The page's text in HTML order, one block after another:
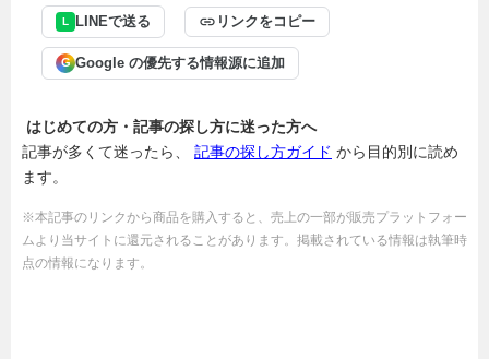
L LINEで送る リンクをコピー
G Google の優先する情報源に追加
はじめての方・記事の探し方に迷った方へ
記事が多くて迷ったら、 記事の探し方ガイド から目的別に読め
ます。
※本記事のリンクから商品を購入すると、売上の一部が販売プラットフォー
ムより当サイトに還元されることがあります。掲載されている情報は執筆時
点の情報になります。